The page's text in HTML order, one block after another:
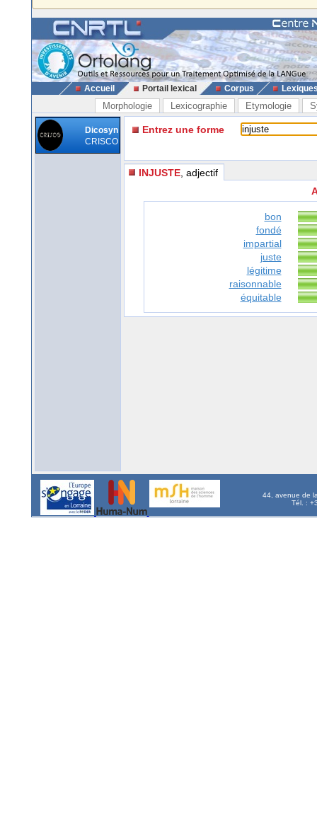
Accueil Portail lexical Corpus
Morphologie Lexicographie Etymologie
Dicosyn
CRISCO
Entrez une forme
INJUSTE , adjectif
bon
fondé
impartial
juste
légitime
raisonnable
équitable
44, avenue de
Tél. :